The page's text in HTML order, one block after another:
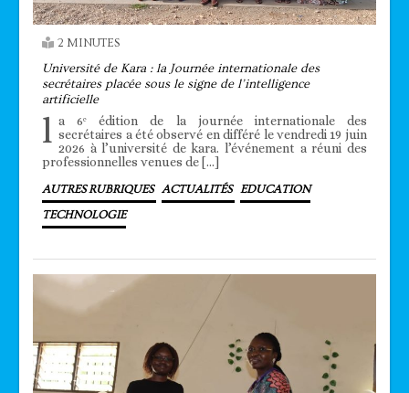
2 MINUTES
Université de Kara : la Journée internationale des
secrétaires placée sous le signe de l’intelligence
artificielle
l a 6ᵉ édition de la journée internationale des
secrétaires a été observé en différé le vendredi 19 juin
2026 à l’université de kara. l’événement a réuni des
professionnelles venues de […]
AUTRES RUBRIQUES ACTUALITÉS EDUCATION
TECHNOLOGIE